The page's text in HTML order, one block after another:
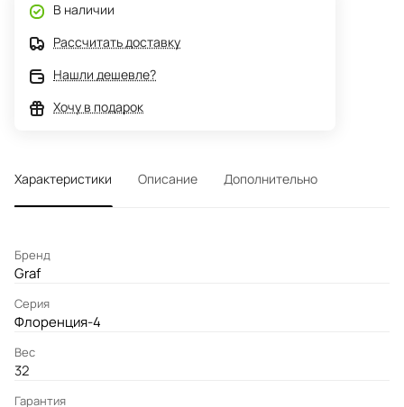
В наличии
Рассчитать доставку
Нашли дешевле?
Хочу в подарок
Характеристики Описание Дополнительно
Бренд
Graf
Серия
Флоренция-4
Вес
32
Гарантия